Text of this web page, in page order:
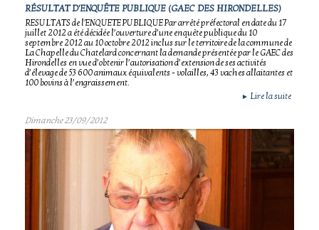
RÉSULTAT D'ENQUÊTE PUBLIQUE (GAEC DES HIRONDELLES)
RESULTATS de l'ENQUETE PUBLIQUE Par arrêté préfectoral en date du 17
juillet 2012 a été décidée l’ouverture d’une enquête publique du 10
septembre 2012 au 10 octobre 2012 inclus sur le territoire de la commune de
La Chapelle du Chatelard concernant la demande présentée par le GAEC des
Hirondelles en vue d’obtenir l’autorisation d’extension de ses activités
d’élevage de 53 600 animaux équivalents - volailles, 43 vaches allaitantes et
100 bovins à l’engraissement.
► Lire la suite
Dimanche 23/09/2012